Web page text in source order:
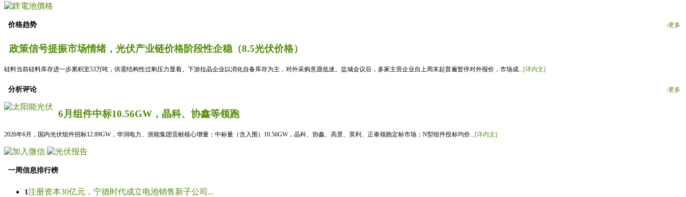
价格趋势 ‧更多
政策信号提振市场情绪，光伏产业链价格阶段性企稳（8.5光伏价格）
硅料当前硅料库存进一步累积至53万吨，供需结构性过剩压力显着。下游拉晶企业以消化自备库存为主，对外采购意愿低迷。盐城会议后，多家主营企业自上周末起普遍暂停对外报价，市场成...[详内文]
分析评论 ‧更多
6月组件中标10.56GW，晶科、协鑫等领跑
2026年6月，国内光伏组件招标12.89GW，华润电力、浙能集团贡献核心增量；中标量（含入围）10.56GW，晶科、协鑫、高景、英利、正泰领跑定标市场；N型组件投标均价... [详内文]
一周信息排行榜
1注册资本30亿元，宁德时代成立电池销售新子公司...